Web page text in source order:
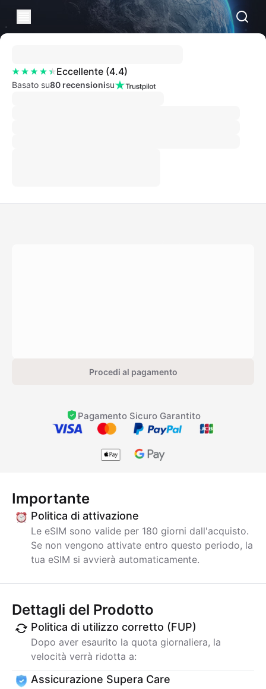
Eccellente (4.4)
Basato su80 recensionisu
Procedi al pagamento
Pagamento Sicuro Garantito
Importante
Politica di attivazione
Le eSIM sono valide per 180 giorni dall'acquisto.
Se non vengono attivate entro questo periodo, la
tua eSIM si avvierà automaticamente.
Dettagli del Prodotto
Politica di utilizzo corretto (FUP)
Dopo aver esaurito la quota giornaliera, la
velocità verrà ridotta a:
Assicurazione Supera Care